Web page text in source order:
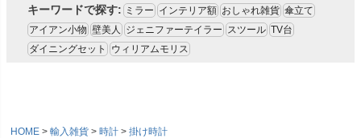
キーワードで探す: ミラー インテリア額 おしゃれ雑貨 傘立て
アイアン小物 壁美人 ジェニファーテイラー スツール TV台
ダイニングセット
ウィリアムモリス
HOME 輸入雑貨 時計
掛け時計